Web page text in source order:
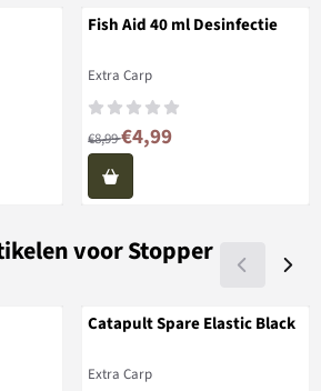
Fish Aid 40 ml Desinfectie
Merk:
Extra Carp
Van 8,99 voor 4,99
€8,99€4,99
voorStopper
Catapult Spare Elastic Black
Merk:
Extra Carp